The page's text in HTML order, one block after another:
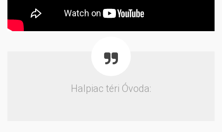
Halpiac téri Óvoda: